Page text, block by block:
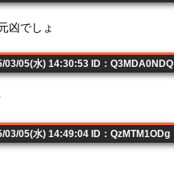
凶でしょ
03/05(水) 14:30:53 ID：Q3MDA0NDQ
03/05(水) 14:49:04 ID：QzMTM1ODg